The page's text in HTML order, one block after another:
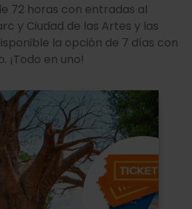
72 horas con entradas al
y Ciudad de las Artes y las
la opción de 7 días con
¡Todo en uno!